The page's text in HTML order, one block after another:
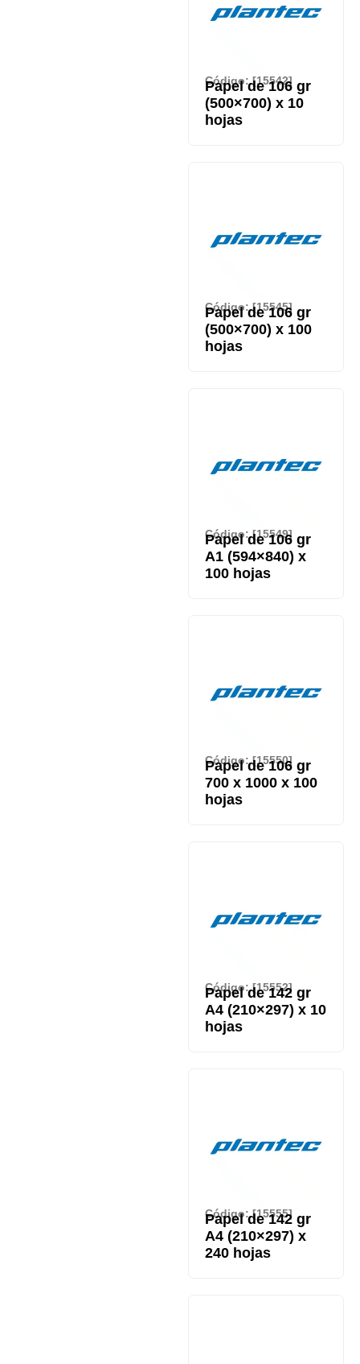
Código: [15542]
Papel de 106 gr
(500×700) x 10
hojas
Código: [15545]
Papel de 106 gr
(500×700) x 100
hojas
Código: [15549]
Papel de 106 gr
A1 (594×840) x
100 hojas
Código: [15550]
Papel de 106 gr
700 x 1000 x 100
hojas
Código: [15552]
Papel de 142 gr
A4 (210×297) x 10
hojas
Código: [15555]
Papel de 142 gr
A4 (210×297) x
240 hojas